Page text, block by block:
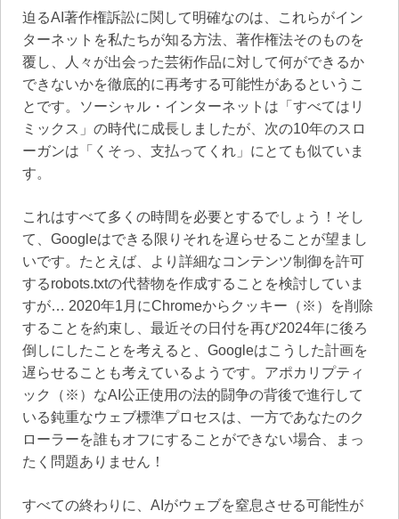
迫るAI著作権訴訟に関して明確なのは、これらがイン
ターネットを私たちが知る方法、著作権法そのものを
覆し、人々が出会った芸術作品に対して何ができるか
できないかを徹底的に再考する可能性があるというこ
とです。ソーシャル・インターネットは「すべてはリ
ミックス」の時代に成長しましたが、次の10年のスロ
ーガンは「くそっ、支払ってくれ」にとても似ていま
す。
これはすべて多くの時間を必要とするでしょう！そし
て、Googleはできる限りそれを遅らせることが望まし
いです。たとえば、より詳細なコンテンツ制御を許可
するrobots.txtの代替物を作成することを検討していま
すが… 2020年1月にChromeからクッキー（※）を削除
することを約束し、最近その日付を再び2024年に後ろ
倒しにしたことを考えると、Googleはこうした計画を
遅らせることも考えているようです。アポカリプティ
ック（※）なAI公正使用の法的闘争の背後で進行して
いる鈍重なウェブ標準プロセスは、一方であなたのク
ローラーを誰もオフにすることができない場合、まっ
たく問題ありません！
すべての終わりに、AIがウェブを窒息させる可能性が